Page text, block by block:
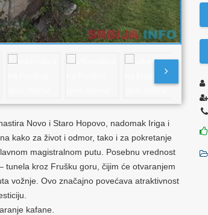
Novo i Staro Hopovo, nadomak Iriga i
kako za život i odmor, tako i za pokretanje
magistralnom putu. Posebnu vrednost
tunela kroz Frušku goru, čijim će otvaranjem
vožnje. Ovo značajno povećava atraktivnost
kafane.